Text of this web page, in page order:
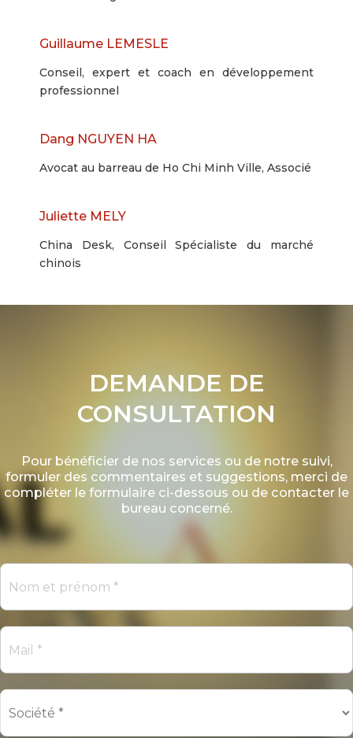
Guillaume LEMESLE
Conseil, expert et coach en développement
professionnel
Dang NGUYEN HA
Avocat au barreau de Ho Chi Minh Ville, Associé
Juliette MELY
China Desk, Conseil Spécialiste du marché
chinois
DEMANDE DE
CONSULTATION
Pour bénéficier de nos services ou de notre suivi,
formuler des commentaires et suggestions, merci de
compléter le formulaire ci-dessous ou de contacter le
bureau concerné.